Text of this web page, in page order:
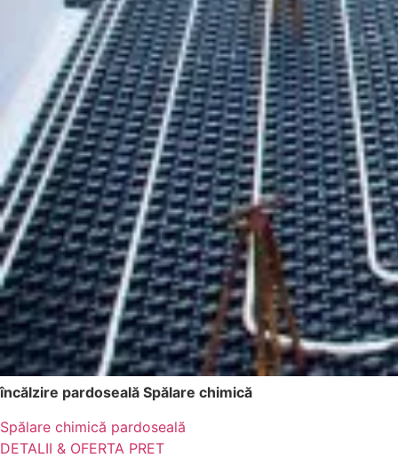
încălzire pardoseală Spălare chimică
Spălare chimică pardoseală
DETALII & OFERTA PRET